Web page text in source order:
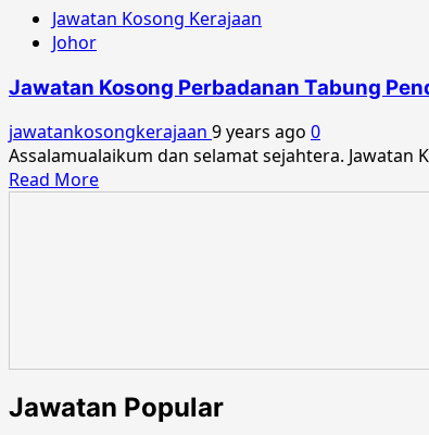
Jawatan Kosong Kerajaan
Johor
Jawatan Kosong Perbadanan Tabung
jawatankosongkerajaan 9 years ago 0
Assalamualaikum dan selamat sejahtera. Jawatan
Read MoreRead
Tinggi
Nasional
November
Jawatan Popular